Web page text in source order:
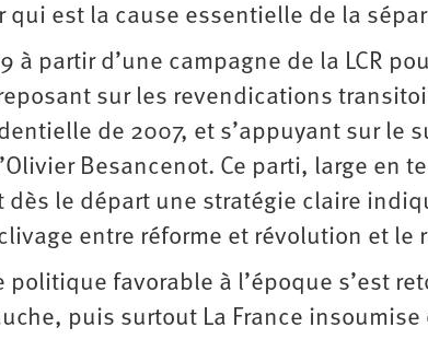
qui est la cause essentielle de la
à partir d’une campagne de la LCR
sur les revendications
de 2007, et s’appuyant sur le
Besancenot. Ce parti, large en
le départ une stratégie claire
entre réforme et révolution et le
favorable à l’époque s’est
puis surtout La France